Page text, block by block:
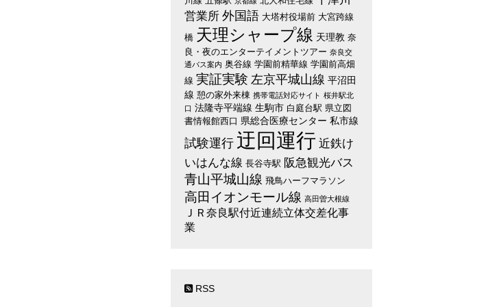
営業所 外国語 大塔村役場前 大宮跨線
橋 天理シャープ線 天理教 奈
良・夜のエンターテイメントツアー 奈良交
通バス案内 奥谷線 学園前精華線 学園前高畑
線 実証実験 左京平城山線 平沼田
線 憩の家外来棟 携帯電話対応サイト 桜井駅北
口 法隆寺平端線 生駒市 白庭台駅 県立図
書情報館西口 県総合医療センター 私市線
試験運行 迂回運行 近鉄け
いはんな線 長谷寺駅 阪急観光バス
青山平城山線 飛鳥ハーフマラソン
高田イオンモール線 高田曽大根線
ＪＲ奈良駅付近連続立体交差化事
業
RSS